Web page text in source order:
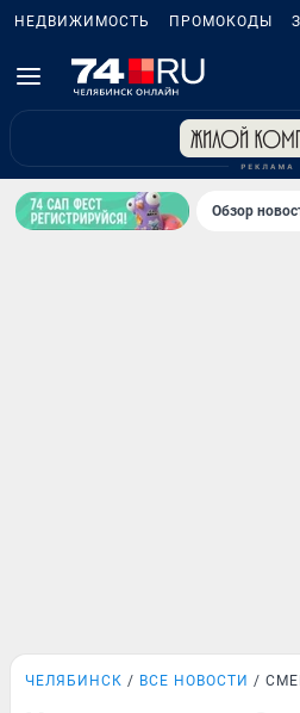
НЕДВИЖИМОСТЬ ПРОМОКОДЫ
Обзор
ЧЕЛЯБИНСК ВСЕ НОВОСТИ